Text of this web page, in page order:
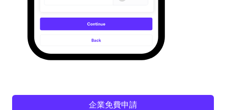
企業免費申請